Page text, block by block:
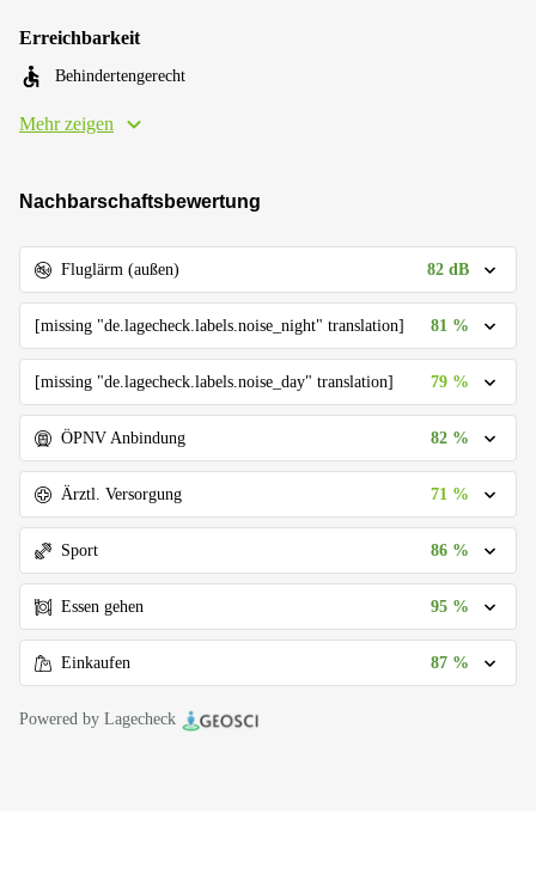
Erreichbarkeit
Behindertengerecht
Mehr zeigen
Nachbarschaftsbewertung
Fluglärm (außen) 82 dB
[missing "de.lagecheck.labels.noise_night" translation] 81 %
[missing "de.lagecheck.labels.noise_day" translation] 79 %
ÖPNV Anbindung 82 %
Ärztl. Versorgung 71 %
Sport 86 %
Essen gehen 95 %
Einkaufen 87 %
Powered by Lagecheck